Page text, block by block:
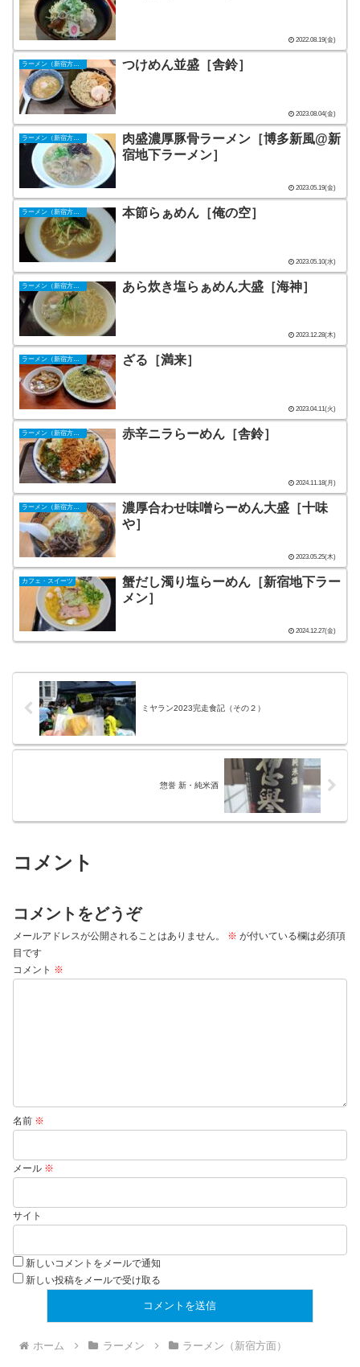
2022.08.19(金)
ラーメン（新宿方面） つけめん並盛［舎鈴］
2023.08.04(金)
ラーメン（新宿方面）
肉盛濃厚豚骨ラーメン［博多新風@新
宿地下ラーメン］
2023.05.19(金)
ラーメン（新宿方面） 本節らぁめん［俺の空］
2023.05.10(水)
あら炊き塩らぁめん大盛［海神］
2023.12.28(木)
ラーメン（新宿方面） ざる［満来］
2023.04.11(火)
ラーメン（新宿方面） 赤辛ニラらーめん［舎鈴］
2024.11.18(月)
ラーメン（新宿方面）
濃厚合わせ味噌らーめん大盛［十味
や］
2023.05.25(木)
カフェ・スイーツ
蟹だし濁り塩らーめん［新宿地下ラー
メン］
2024.12.27(金)
ミヤラン2023完走食記（その２）
惣誉 新・純米酒
コメント
コメントをどうぞ
メールアドレスが公開されることはありません。 ※ が付いている欄は必須項
目です
コメント ※
名前 ※
メール ※
サイト
新しいコメントをメールで通知
新しい投稿をメールで受け取る
ホーム ラーメン ラーメン（新宿方面）